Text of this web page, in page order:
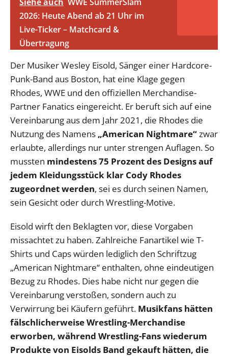
2026: Heute Abend ab 21 Uhr im
Live-Ticker – Matchcard &
Übertragung
Der Musiker Wesley Eisold, Sänger einer Hardcore-
Punk-Band aus Boston, hat eine Klage gegen
Rhodes, WWE und den offiziellen Merchandise-
Partner Fanatics eingereicht. Er beruft sich auf eine
Vereinbarung aus dem Jahr 2021, die Rhodes die
Nutzung des Namens „American Nightmare“zwar
erlaubte, allerdings nur unter strengen Auflagen. So
mussten mindestens 75 Prozent des Designs auf
jedem Kleidungsstück klar Cody Rhodes
zugeordnet werden, sei es durch seinen Namen,
sein Gesicht oder durch Wrestling-Motive.
Eisold wirft den Beklagten vor, diese Vorgaben
missachtet zu haben. Zahlreiche Fanartikel wie T-
Shirts und Caps würden lediglich den Schriftzug
„American Nightmare“ enthalten, ohne eindeutigen
Bezug zu Rhodes. Dies habe nicht nur gegen die
Vereinbarung verstoßen, sondern auch zu
Verwirrung bei Käufern geführt. Musikfans hätten
fälschlicherweise Wrestling-Merchandise
erworben, während Wrestling-Fans wiederum
Produkte von Eisolds Band gekauft hätten, die